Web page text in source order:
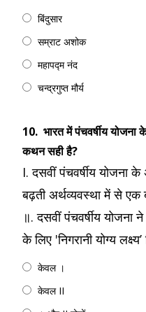
बिंदुसार
सम्राट अशोक
महापद्म नंद
चन्द्रगुप्त मौर्य
10. भारत में पंचवर्षीय
कथन सही है?
I. दसवीं पंचवर्षीय
बढ़ती अर्थव्यवस्था में से एक
॥. दसवीं पंचवर्षीय
के लिए 'निगरानी योग्य
केवल ।
केवल II